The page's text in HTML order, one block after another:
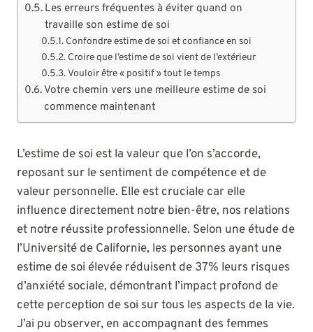
Les erreurs fréquentes à éviter quand on
travaille son estime de soi
Confondre estime de soi et confiance en soi
Croire que l’estime de soi vient de l’extérieur
Vouloir être « positif » tout le temps
Votre chemin vers une meilleure estime de soi
commence maintenant
L’estime de soi est la valeur que l’on s’accorde,
reposant sur le sentiment de compétence et de
valeur personnelle. Elle est cruciale car elle
influence directement notre bien-être, nos relations
et notre réussite professionnelle. Selon une étude de
l’Université de Californie, les personnes ayant une
estime de soi élevée réduisent de 37% leurs risques
d’anxiété sociale, démontrant l’impact profond de
cette perception de soi sur tous les aspects de la vie.
J’ai pu observer, en accompagnant des femmes